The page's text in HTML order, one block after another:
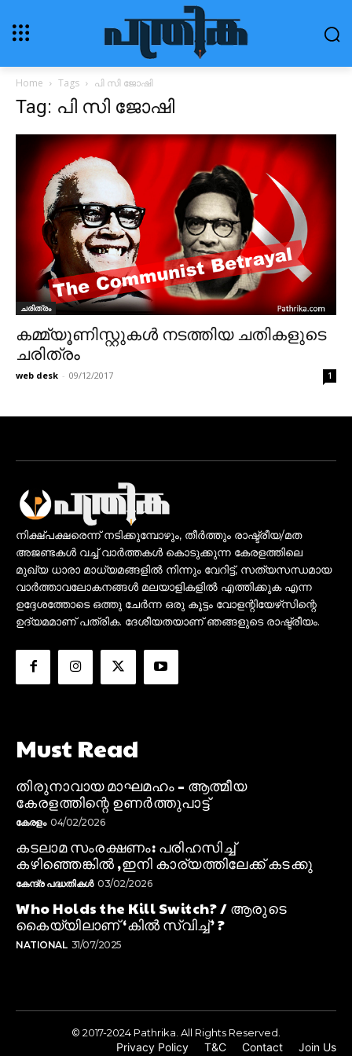
Home Tags പി സി ജോഷി
Tag: പി സി ജോഷി
ചരിത്രം
കമ്മ്യൂണിസ്റ്റുകൾ നടത്തിയ ചതികളുടെ
ചരിത്രം
web desk - 09/12/2017 1
നിക്ഷ്പക്ഷരെന്ന് നടിക്കുമ്പോഴും, തീർത്തും രാഷ്ട്രീയ/മത
അജണ്ടകൾ വച്ച് വാർത്തകൾ കൊടുക്കുന്ന കേരളത്തിലെ
മുഖ്യ ധാരാ മാധ്യമങ്ങളിൽ നിന്നും വേറിട്ട്, സത്യസന്ധമായ
വാർത്താവലോകനങ്ങൾ മലയാളികളിൽ എത്തിക്കുക എന്ന
ഉദ്ദേശത്തോടെ ഒത്തു ചേർന്ന ഒരു കൂട്ടം വോളന്റിയേഴ്‌സിന്റെ
ഉദ്യമമാണ് പത്രിക. ദേശീയതയാണ് ഞങ്ങളുടെ രാഷ്ട്രീയം.
Must Read
തിരുനാവായ മാഘമഹം – ആത്മീയ
കേരളത്തിന്റെ ഉണർത്തുപാട്ട്
കേരളം 04/02/2026
കടലാമ സംരക്ഷണം: പരിഹസിച്ച്
കഴിഞ്ഞെങ്കിൽ ,ഇനി കാര്യത്തിലേക്ക് കടക്കു
കേന്ദ്ര പദ്ധതികൾ 03/02/2026
Who Holds the Kill Switch? / ആരുടെ
കൈയ്യിലാണ് ‘കിൽ സ്വിച്ച്’ ?
NATIONAL 31/07/2025
© 2017-2024 Pathrika. All Rights Reserved.
Privacy Policy T&C Contact Join Us